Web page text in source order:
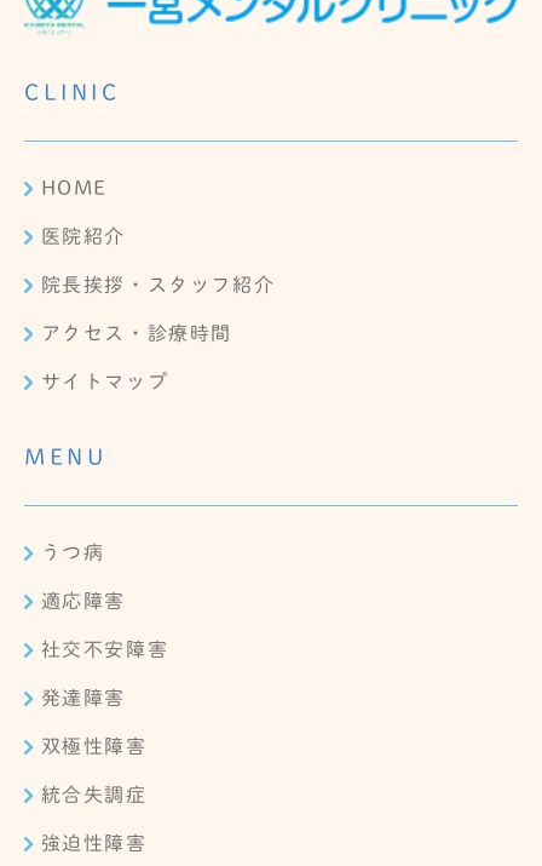
CLINIC
HOME
医院紹介
院長挨拶・スタッフ紹介
アクセス・診療時間
サイトマップ
MENU
うつ病
適応障害
社交不安障害
発達障害
双極性障害
統合失調症
強迫性障害